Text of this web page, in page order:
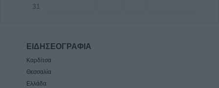
31
ΕΙΔΗΣΕΟΓΡΑΦΙΑ
Καρδίτσα
Θεσσαλία
Ελλάδα